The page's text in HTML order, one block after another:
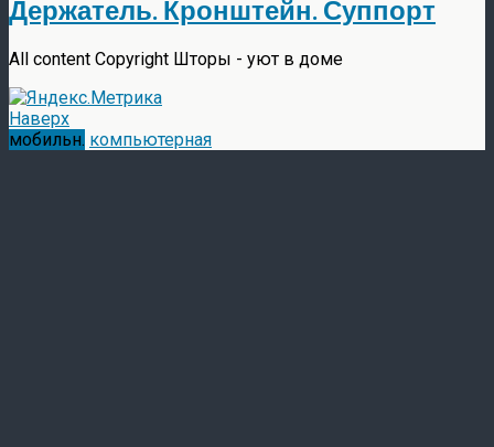
Держатель. Кронштейн. Суппорт
All content Copyright Шторы - уют в доме
Наверх
мобильн. компьютерная